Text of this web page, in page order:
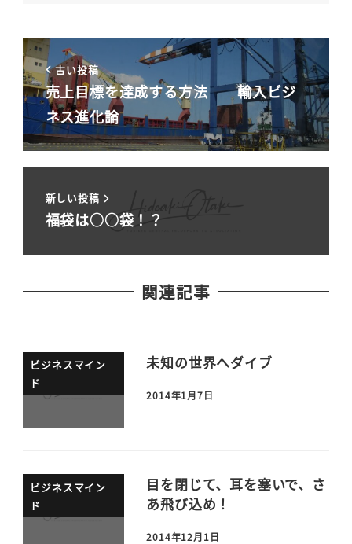
古い投稿
売上目標を達成する方法 輸入ビジ
ネス進化論
新しい投稿
福袋は○○袋！？
関連記事
ビジネスマイン
ド
未知の世界へダイブ
2014年1月7日
ビジネスマイン
ド
目を閉じて、耳を塞いで、さ
あ飛び込め！
2014年12月1日